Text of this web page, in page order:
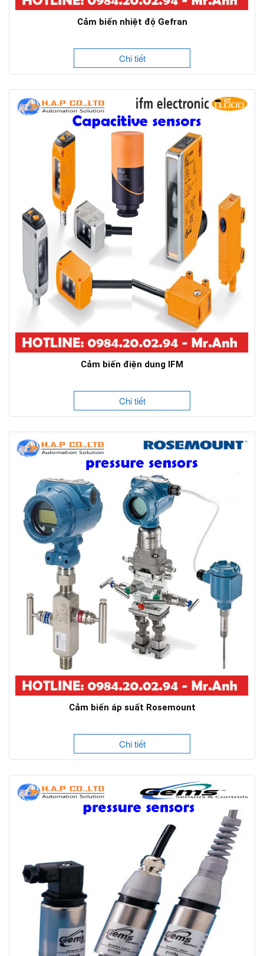
Cảm biến nhiệt độ Gefran
Chi tiết
Cảm biến điện dung IFM
Chi tiết
Cảm biến áp suất Rosemount
Chi tiết